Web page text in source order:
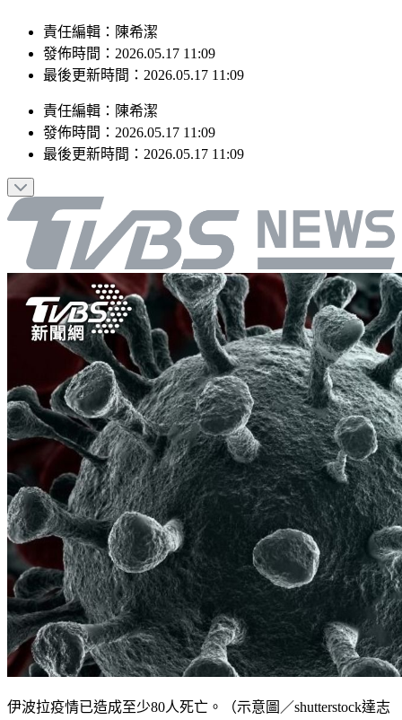
責任編輯：陳希潔
發佈時間：2026.05.17 11:09
最後更新時間：2026.05.17 11:09
責任編輯 ： 陳希潔
發佈時間： 2026.05.17 11:09
最後更新時間： 2026.05.17 11:09
伊波拉疫情已造成至少80人死亡。（示意圖／shutterstock達志